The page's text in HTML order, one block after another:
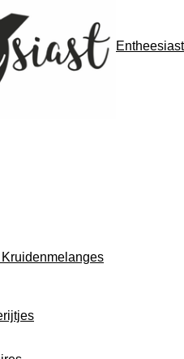
Entheesiast